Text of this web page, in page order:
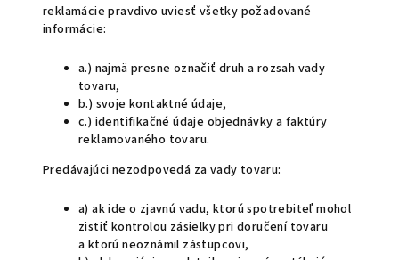
reklamácie pravdivo uviesť všetky požadované
informácie:
a.) najmä presne označiť druh a rozsah vady
tovaru,
b.) svoje kontaktné údaje,
c.) identifikačné údaje objednávky a faktúry
reklamovaného tovaru.
Predávajúci nezodpovedá za vady tovaru:
a) ak ide o zjavnú vadu, ktorú spotrebiteľ mohol
zistiť kontrolou zásielky pri doručení tovaru
a ktorú neoznámil zástupcovi,